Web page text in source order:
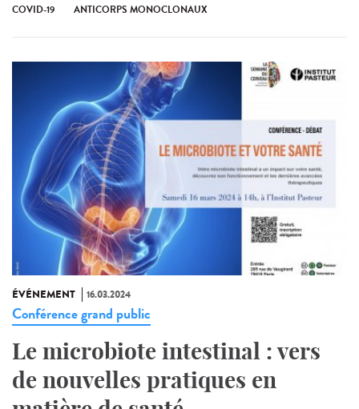
COVID-19 ANTICORPS MONOCLONAUX
ÉVÉNEMENT 16.03.2024
Conférence grand public
Le microbiote intestinal : vers
de nouvelles pratiques en